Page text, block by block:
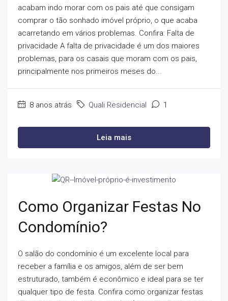
acabam indo morar com os pais até que consigam
comprar o tão sonhado imóvel próprio, o que acaba
acarretando em vários problemas. Confira: Falta de
privacidade A falta de privacidade é um dos maiores
problemas, para os casais que moram com os pais,
principalmente nos primeiros meses do...
8 anos atrás Quali Residencial 1
Leia mais
Como Organizar Festas No
Condomínio?
O salão do condomínio é um excelente local para
receber a família e os amigos, além de ser bem
estruturado, também é econômico e ideal para se ter
qualquer tipo de festa. Confira como organizar festas